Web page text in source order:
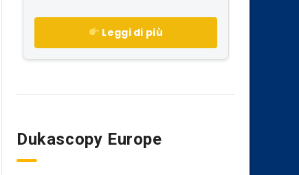
Leggi di più
Dukascopy Europe